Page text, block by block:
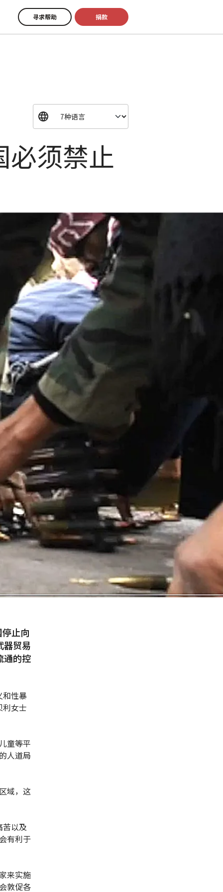
寻求帮助 捐款
必须禁止
止向
器贸易
通的控
和性暴
女士
童等平
人道局
域，这
以及
有利于
来实施
敦促各